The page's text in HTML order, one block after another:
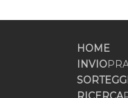
HOME
INVIO